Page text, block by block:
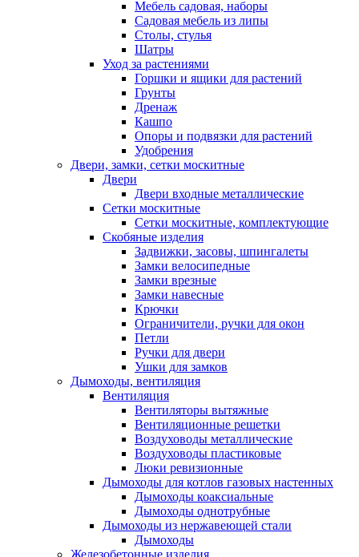
Мебель садовая, наборы
Садовая мебель из липы
Столы, стулья
Шатры
Уход за растениями
Горшки и ящики для растений
Грунты
Дренаж
Кашпо
Опоры и подвязки для растений
Удобрения
Двери, замки, сетки москитные
Двери
Двери входные металлические
Сетки москитные
Сетки москитные, комплектующие
Скобяные изделия
Задвижки, засовы, шпингалеты
Замки велосипедные
Замки врезные
Замки навесные
Крючки
Ограничители, ручки для окон
Петли
Ручки для двери
Ушки для замков
Дымоходы, вентиляция
Вентиляция
Вентиляторы вытяжные
Вентиляционные решетки
Воздуховоды металлические
Воздуховоды пластиковые
Люки ревизионные
Дымоходы для котлов газовых настенных
Дымоходы коаксиальные
Дымоходы однотрубные
Дымоходы из нержавеющей стали
Дымоходы
Железобетонные изделия